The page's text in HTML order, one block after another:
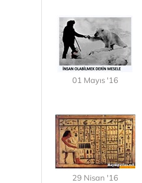
01 Mayıs '16
29 Nisan '16